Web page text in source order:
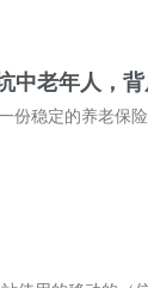
中老年人，